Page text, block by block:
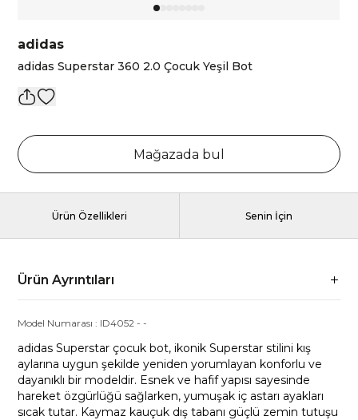
adidas
adidas Superstar 360 2.0 Çocuk Yeşil Bot
Mağazada bul
Ürün Özellikleri Senin İçin
Ürün Ayrıntıları
Model Numarası : ID4052 --
adidas Superstar çocuk bot, ikonik Superstar stilini kış
aylarına uygun şekilde yeniden yorumlayan konforlu ve
dayanıklı bir modeldir. Esnek ve hafif yapısı sayesinde
hareket özgürlüğü sağlarken, yumuşak iç astarı ayakları
sıcak tutar. Kaymaz kauçuk dış tabanı güçlü zemin tutuşu